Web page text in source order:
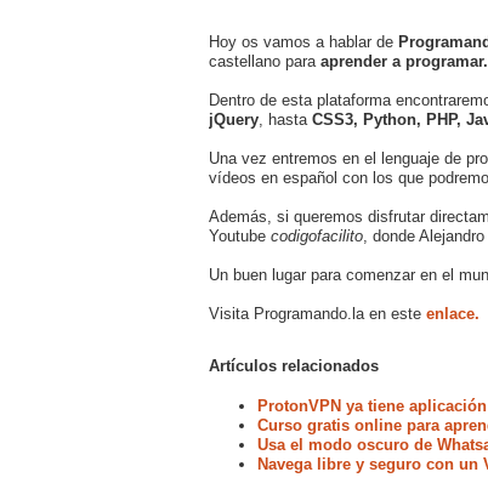
Hoy os vamos a hablar de
castellano para aprender a programar.
Dentro de esta plataforma
jQuery , hasta CSS3, Python, PHP,
Una vez entremos en el lenguaje de
vídeos en español con los que
Además, si queremos disfrutar
Youtube codigofacilito , donde
Un buen lugar para comenzar en el
Visita Programando.la en este enlace.
Artículos relacionados
ProtonVPN ya tiene
Curso gratis online para
Usa el modo oscuro de
Navega libre y seguro con un